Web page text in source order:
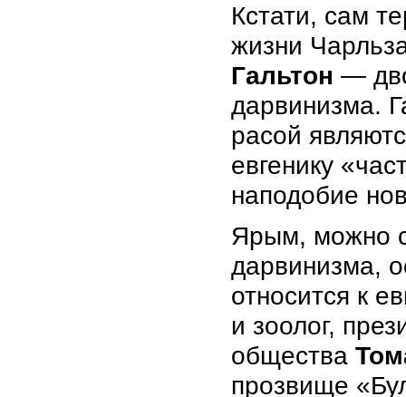
Кстати, сам
жизни
Гальтон —
дарвинизма.
расой
евгенику
наподобие
Ярым, можно
дарвинизма,
относится к
и зоолог,
общества
прозвище